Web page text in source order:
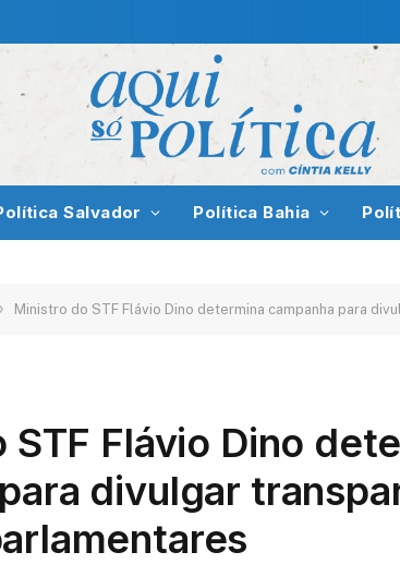
Salvador Política Bahia
Ministro do STF Flávio Dino determina campanha para
Flávio Dino
divulgar